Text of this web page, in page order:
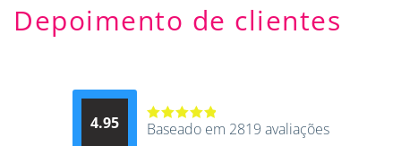
Depoimento de clientes
4.95
Avaliação
Baseado em 2819 avaliações